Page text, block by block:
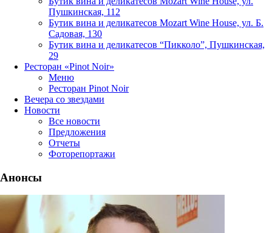
Пушкинская, 112
Бутик вина и деликатесов Mozart Wine House, ул. Б.
Садовая, 130
Бутик вина и деликатесов “Пикколо”, Пушкинская,
29
Ресторан «Pinot Noir»
Меню
Ресторан Pinot Noir
Вечера со звездами
Новости
Все новости
Предложения
Отчеты
Фоторепортажи
Анонсы